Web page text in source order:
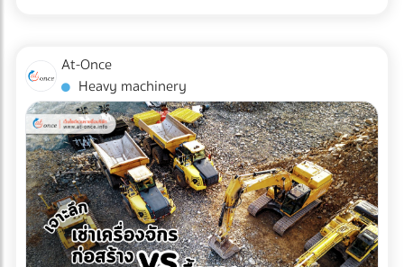
อัตโนมัติ หรือ Inspection System จึงไม่ใช่แค่เครื่องจักรในสาย
การผลิต แต่มันคือ "ผู้พิทักษ์แบรนด์" ที่ป้องกันความผิดพลาดที่
อาจทำลายธุรกิจได้ในชั่วข้ามคืน
At-Once
Heavy machinery